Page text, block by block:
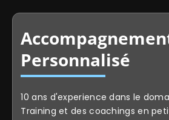
Personnalisé
10 ans d'experience dans le
Training et des coachings en